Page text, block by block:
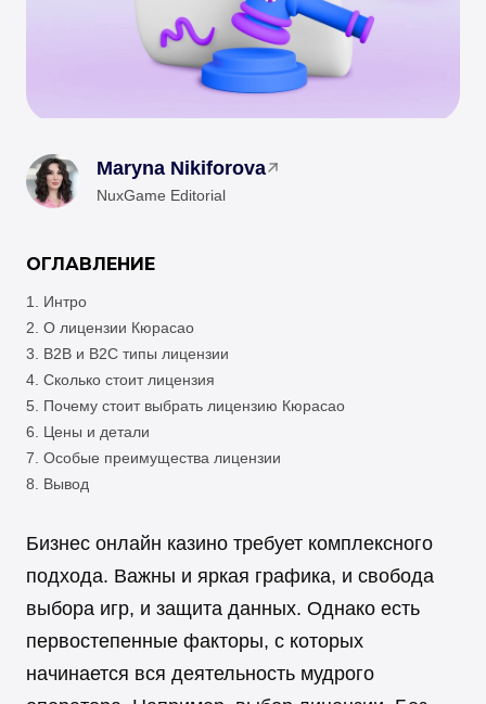
Бизнес онлайн казино требует комплексного
подхода. Важны и яркая графика, и свобода
выбора игр, и защита данных. Однако есть
первостепенные факторы, с которых
начинается вся деятельность мудрого
Maryna Nikiforova
NuxGame Editorial
ОГЛАВЛЕНИЕ
Интро
О лицензии Кюрасао
B2B и B2C типы лицензии
Сколько стоит лицензия
Почему стоит выбрать лицензию Кюрасао
Цены и детали
Особые преимущества лицензии
Вывод